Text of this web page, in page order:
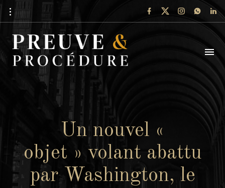
Un nouvel «
objet » volant abattu
par Washington, le